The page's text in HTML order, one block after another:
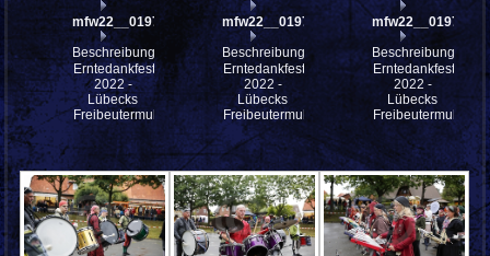
mfw22__0197976
Beschreibung:
Erntedankfest
2022 -
Lübecks
Freibeutermukke
mfw22__0197975
Beschreibung:
Erntedankfest
2022 -
Lübecks
Freibeutermukke
mfw22__0197974
Beschreibung:
Erntedankfest
2022 -
Lübecks
Freibeutermukke